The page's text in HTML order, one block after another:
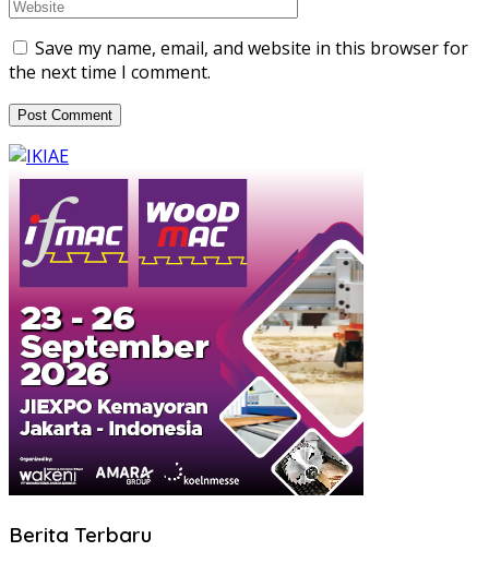
Save my name, email, and website in this browser for
the next time I comment.
Berita Terbaru